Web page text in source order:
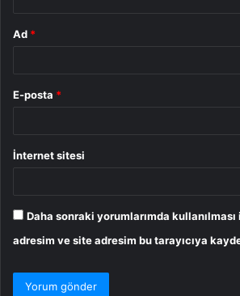
Ad *
E-posta *
İnternet sitesi
Daha sonraki yorumlarımda
adresim ve site adresim bu tarayıcıya